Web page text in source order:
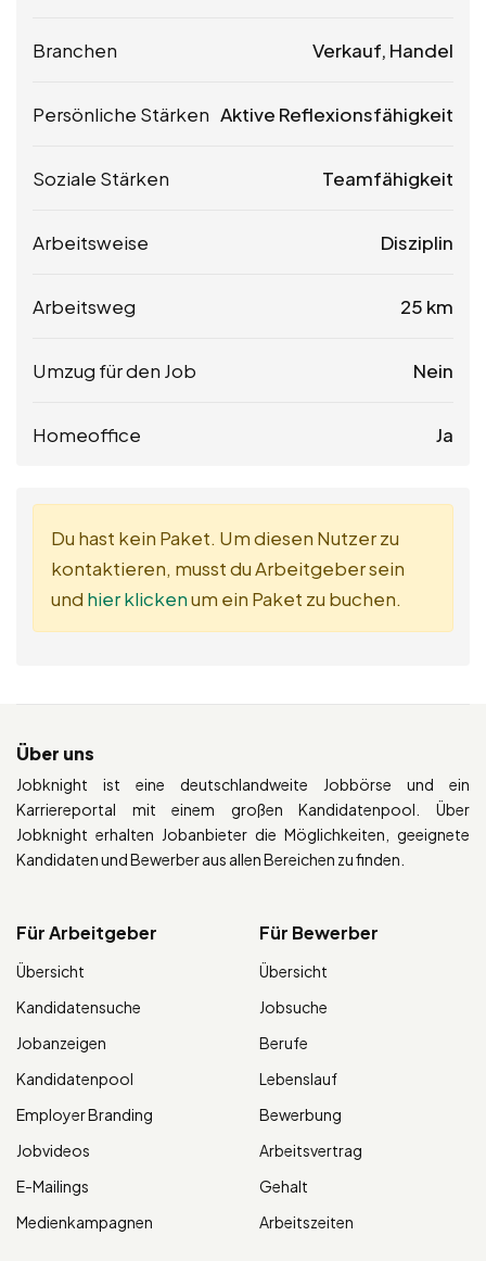
Branchen Verkauf, Handel
Persönliche Stärken Aktive Reflexionsfähigkeit
Soziale Stärken Teamfähigkeit
Arbeitsweise Disziplin
Arbeitsweg 25 km
Umzug für den Job Nein
Homeoffice Ja
Du hast kein Paket. Um diesen Nutzer zu
kontaktieren, musst du Arbeitgeber sein
und hier klickenum ein Paket zu buchen.
Über uns
Jobknight ist eine deutschlandweite Jobbörse und ein
Karriereportal mit einem großen Kandidatenpool. Über
Jobknight erhalten Jobanbieter die Möglichkeiten, geeignete
Kandidaten und Bewerber aus allen Bereichen zu finden.
Für Arbeitgeber
Übersicht
Kandidatensuche
Jobanzeigen
Kandidatenpool
Employer Branding
Jobvideos
E-Mailings
Medienkampagnen
Für Bewerber
Übersicht
Jobsuche
Berufe
Lebenslauf
Bewerbung
Arbeitsvertrag
Gehalt
Arbeitszeiten